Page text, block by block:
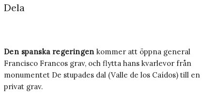
Dela
Den spanska regeringen kommer att öppna general
Francisco Francos grav, och flytta hans kvarlevor från
monumentet De stupades dal (Valle de los Caídos) till en
privat grav.